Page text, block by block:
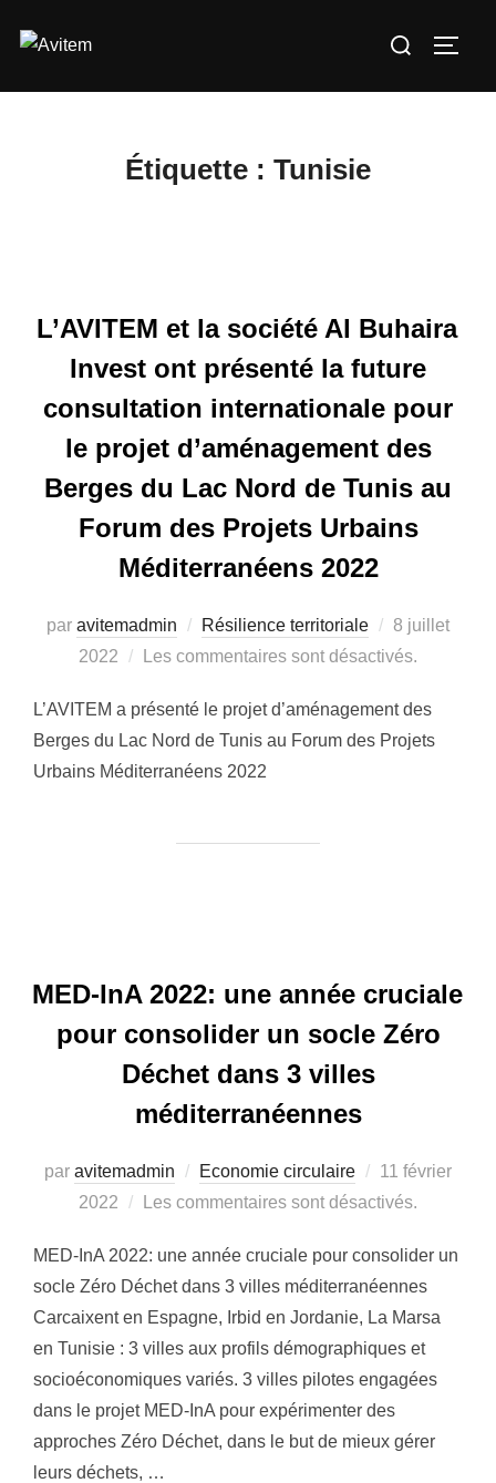
Rechercher :
Étiquette : Tunisie
L’AVITEM et la société Al Buhaira
Invest ont présenté la future
consultation internationale pour
le projet d’aménagement des
Berges du Lac Nord de Tunis au
Forum des Projets Urbains
Méditerranéens 2022
par avitemadmin Résilience territoriale
Publié
le
8 juillet
2022
Les commentaires sont désactivés.
L’AVITEM a présenté le projet d’aménagement des
Berges du Lac Nord de Tunis au Forum des Projets
Urbains Méditerranéens 2022
MED-InA 2022: une année cruciale
pour consolider un socle Zéro
Déchet dans 3 villes
méditerranéennes
par avitemadmin Economie circulaire
Publié
le
11 février
2022
Les commentaires sont désactivés.
MED-InA 2022: une année cruciale pour consolider un
socle Zéro Déchet dans 3 villes méditerranéennes
Carcaixent en Espagne, Irbid en Jordanie, La Marsa
en Tunisie : 3 villes aux profils démographiques et
socioéconomiques variés. 3 villes pilotes engagées
dans le projet MED-InA pour expérimenter des
approches Zéro Déchet, dans le but de mieux gérer
leurs déchets, …